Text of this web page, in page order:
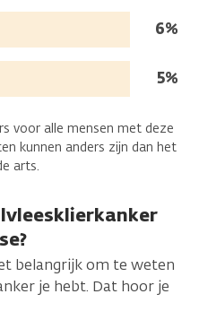
6%
5%
voor alle mensen met deze
kunnen anders zijn dan het
arts.
belangrijk om te weten
je hebt. Dat hoor je